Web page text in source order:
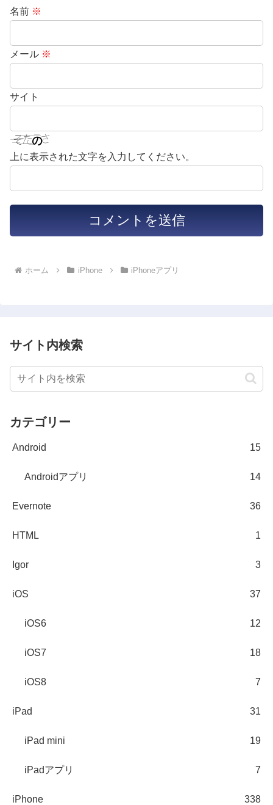
名前 ※
メール ※
サイト
上に表示された文字を入力してください。
ホーム iPhone iPhoneアプリ
サイト内検索
カテゴリー
Android 15
Androidアプリ 14
Evernote 36
HTML 1
Igor 3
iOS 37
iOS6 12
iOS7 18
iOS8 7
iPad 31
iPad mini 19
iPadアプリ 7
iPhone 338